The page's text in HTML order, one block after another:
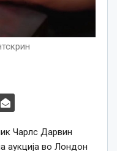
Чарлс Дарвин
аукција во Лондон